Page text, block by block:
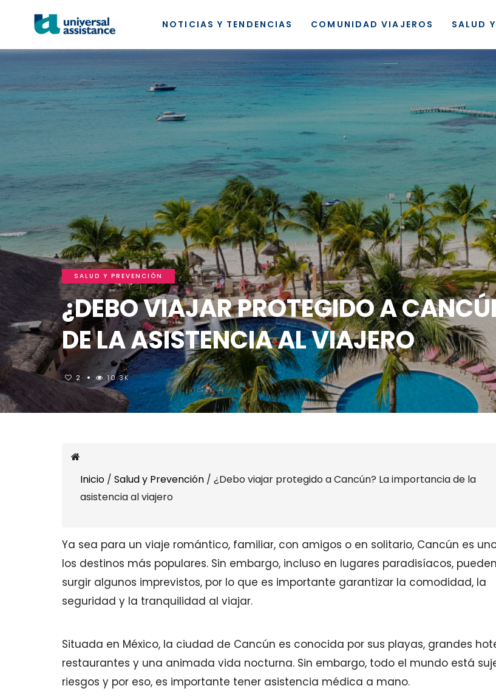
NOTICIAS Y TENDENCIAS COMUNIDAD VIAJEROS SALUD
SALUD Y PREVENCIÓN
¿DEBO VIAJAR PROTEGIDO A
DE LA ASISTENCIA AL VIAJERO
2 10.3K
Inicio / Salud y Prevención / ¿Debo viajar protegido a Cancún? La importancia de la
asistencia al viajero
Ya sea para un viaje romántico, familiar, con amigos o en solitario, Cancún es
los destinos más populares. Sin embargo, incluso en lugares paradisíacos, pueden
surgir algunos imprevistos, por lo que es importante garantizar la comodidad, la
seguridad y la tranquilidad al viajar.
Situada en México, la ciudad de Cancún es conocida por sus playas, grandes
restaurantes y una animada vida nocturna. Sin embargo, todo el mundo está
riesgos y por eso, es importante tener asistencia médica a mano.